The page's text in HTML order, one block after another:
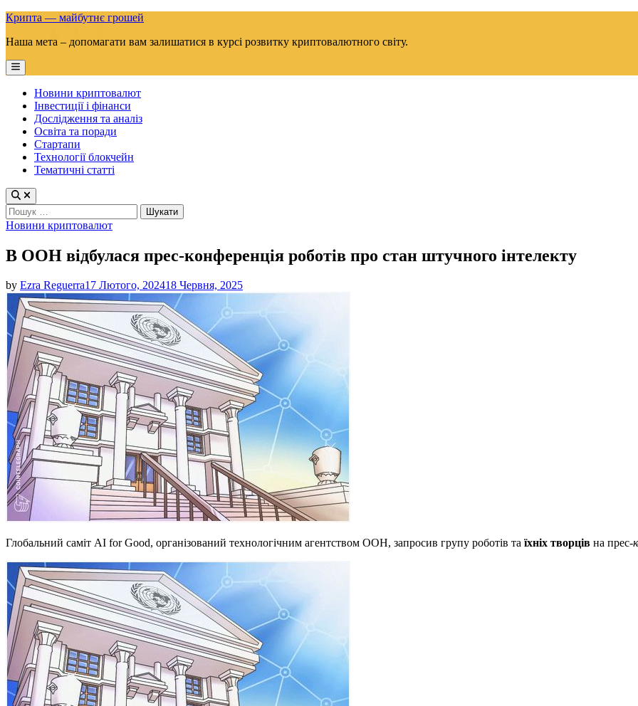
Skip
content
Крипта — майбутнє грошей
Наша мета – допомагати вам залишатися в курсі розвитку криптовалютного світу.
Main
Menu
Новини криптовалют
Інвестиції і фінанси
Дослідження та аналіз
Освіта та поради
Стартапи
Технології блокчейн
Тематичні статті
Пошук:
Posted
Новини криптовалют
В ООН відбулася прес-конференція роботів про стан штучного інтелекту
by Ezra Reguerra17 Лютого, 202418 Червня, 2025
Глобальний саміт AI for Good, організований технологічним агентством ООН, запросив групу роботів та їхніх творців на прес-